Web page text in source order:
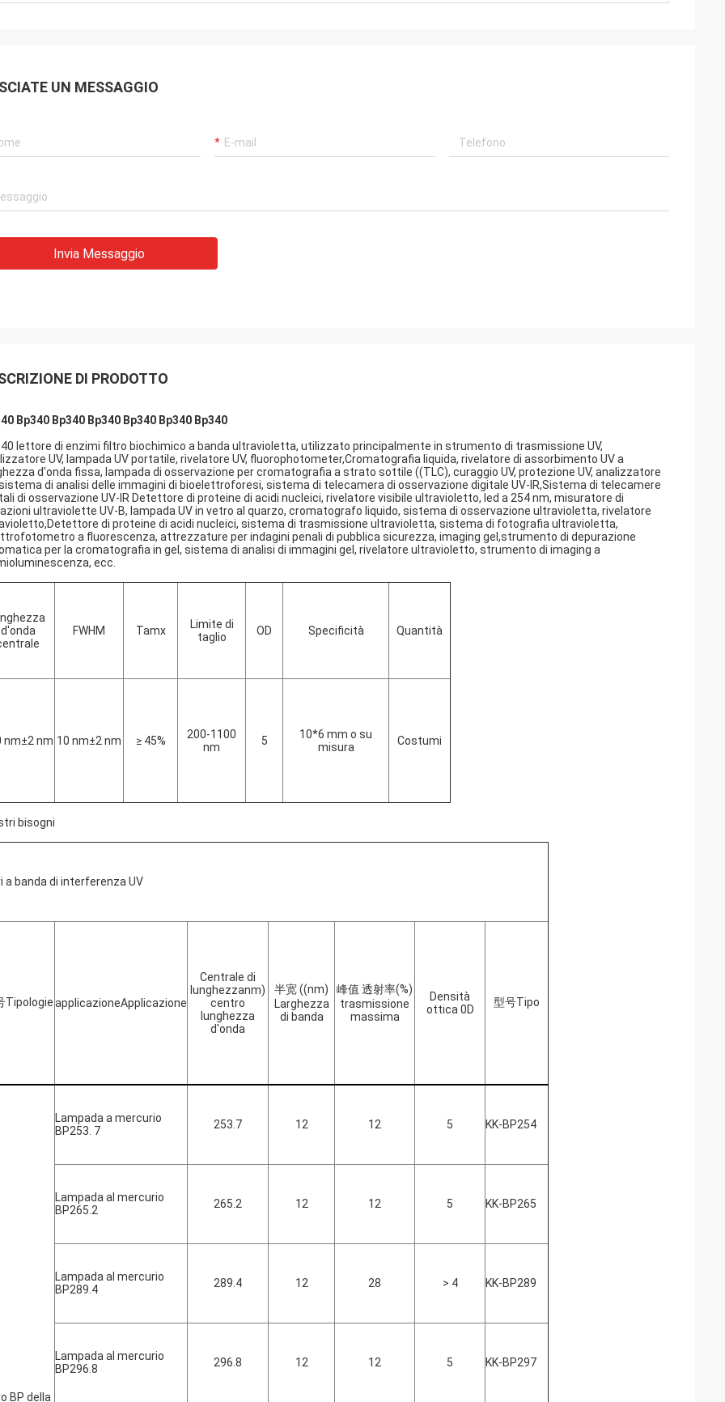
UN MESSAGGIO
Invia Messaggio
DI PRODOTTO
Bp340 Bp340 Bp340 Bp340 Bp340 Bp340
lettore di enzimi filtro biochimico a banda ultravioletta, utilizzato principalmente in strumento di trasmissione UV,
UV, lampada UV portatile, rivelatore UV, fluorophotometer,Cromatografia liquida, rivelatore di assorbimento UV a
d'onda fissa, lampada di osservazione per cromatografia a strato sottile ((TLC), curaggio UV, protezione UV, analizzatore
sistema di analisi delle immagini di bioelettroforesi, sistema di telecamera di osservazione digitale UV-IR,Sistema di telecamere
di osservazione UV-IR Detettore di proteine di acidi nucleici, rivelatore visibile ultravioletto, led a 254 nm, misuratore di
ultraviolette UV-B, lampada UV in vetro al quarzo, cromatografo liquido, sistema di osservazione ultravioletta, rivelatore
di proteine di acidi nucleici, sistema di trasmissione ultravioletta, sistema di fotografia ultravioletta,
a fluorescenza, attrezzature per indagini penali di pubblica sicurezza, imaging gel,strumento di depurazione
per la cromatografia in gel, sistema di analisi di immagini gel, rivelatore ultravioletto, strumento di imaging a
ecc.
d'onda
FWHM Tamx
Limite di
taglio
OD Specificità Quantità
nm±2 nm 10 nm±2 nm ≥ 45%
200-1100
nm
5
10*6 mm o su
misura
Costumi
bisogni
a banda di interferenza UV
TipologieapplicazioneApplicazione
Centrale di
lunghezzanm)
centro
lunghezza
d'onda
半宽 ((nm)
Larghezza
di banda
峰值 透射率(%)
trasmissione
massima
Densità
ottica 0D
型号Tipo
BP della
Lampada a mercurio
BP253. 7
253.7 12 12 5 KK-BP254
Lampada al mercurio
BP265.2
265.2 12 12 5 KK-BP265
Lampada al mercurio
BP289.4
289.4 12 28 > 4 KK-BP289
Lampada al mercurio
BP296.8
296.8 12 12 5 KK-BP297